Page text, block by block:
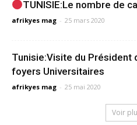
TUNISIE:Le nombre de
afrikyes mag - 25 mars 2020
Tunisie:Visite du Président
foyers Universitaires
afrikyes mag - 25 mai 2020
Voir